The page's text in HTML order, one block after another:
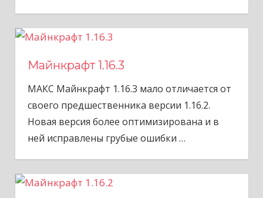
Майнкрафт 1.16.3
МАКС Майнкрафт 1.16.3 мало отличается от
своего предшественника версии 1.16.2.
Новая версия более оптимизирована и в
ней исправлены грубые ошибки …